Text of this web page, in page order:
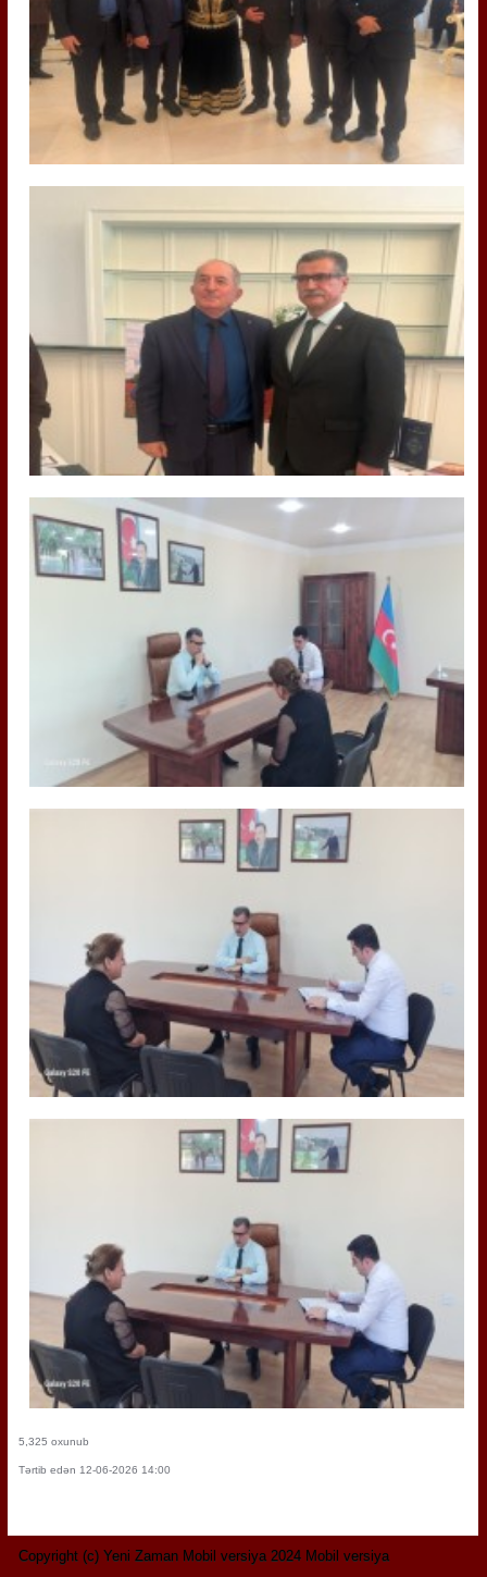
5,325 oxunub
Tərtib edən 12-06-2026 14:00
Copyright (c) Yeni Zaman Mobil versiya 2024 Mobil versiya